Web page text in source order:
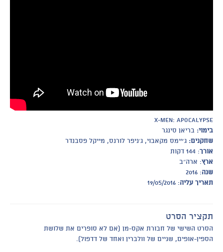
X-Men: Apocalypse
בימוי: בריאן סינגר
שחקנים: ג׳יימס מקאבוי, ג׳ניפר לורנס, מייקל פסבנדר
אורך: 144 דקות
ארץ: ארה״ב
שנה: 2016
תאריך עליה: 19/05/2016
תקציר הסרט
הסרט השישי של חבורת אקס-מן (אם לא סופרים את שלושת
הספין-אופים, שניים של וולברין ואחד של דדפול).